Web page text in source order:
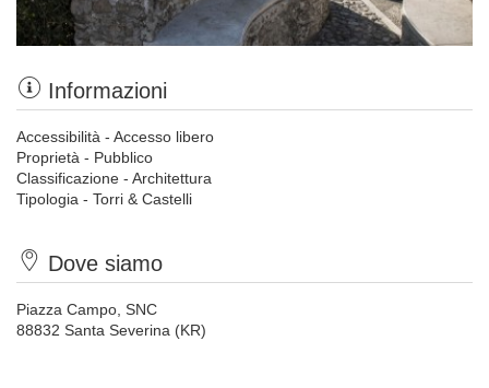
Informazioni
Accessibilità - Accesso libero
Proprietà - Pubblico
Classificazione - Architettura
Tipologia - Torri & Castelli
Dove siamo
Piazza Campo, SNC
88832 Santa Severina (KR)